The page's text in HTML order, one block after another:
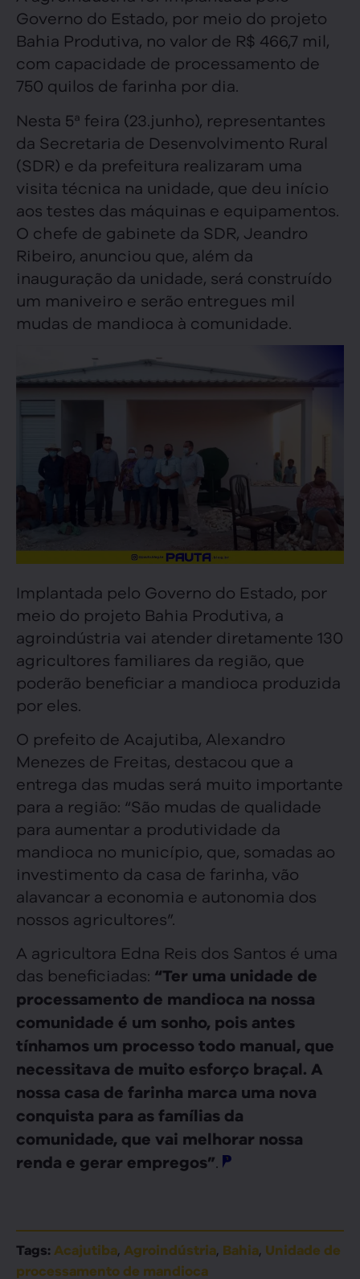
Governo do Estado, por meio do projeto
Bahia Produtiva, no valor de R$ 466,7 mil,
com capacidade de processamento de
750 quilos de farinha por dia.
Nesta 5ª feira (23.junho), representantes
da Secretaria de Desenvolvimento Rural
(SDR) e da prefeitura realizaram uma
visita técnica na unidade, que deu início
aos testes das máquinas e equipamentos.
O chefe de gabinete da SDR, Jeandro
Ribeiro, anunciou que, além da
inauguração da unidade, será construído
um maniveiro e serão entregues mil
mudas de mandioca à comunidade.
Implantada pelo Governo do Estado, por
meio do projeto Bahia Produtiva, a
agroindústria vai atender diretamente 130
agricultores familiares da região, que
poderão beneficiar a mandioca produzida
por eles.
O prefeito de Acajutiba, Alexandro
Menezes de Freitas, destacou que a
entrega das mudas será muito importante
para a região: “São mudas de qualidade
para aumentar a produtividade da
mandioca no município, que, somadas ao
investimento da casa de farinha, vão
alavancar a economia e autonomia dos
nossos agricultores”.
A agricultora Edna Reis dos Santos é uma
das beneficiadas: “Ter uma unidade de
processamento de mandioca na nossa
comunidade é um sonho, pois antes
tínhamos um processo todo manual, que
necessitava de muito esforço braçal. A
nossa casa de farinha marca uma nova
conquista para as famílias da
comunidade, que vai melhorar nossa
renda e gerar empregos”.
Tags: Acajutiba, Agroindústria, Bahia, Unidade de
processamento de mandioca